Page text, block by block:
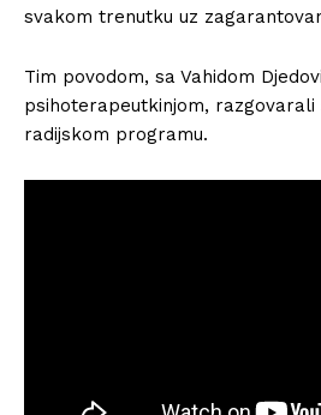
svakom trenutku uz
Tim povodom, sa Vahidom
psihoterapeutkinjom, razgovarali
radijskom programu.